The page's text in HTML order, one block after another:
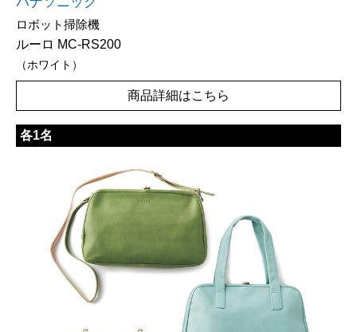
ロボット掃除機
ルーロ MC-RS200
（ホワイト）
商品詳細はこちら
各1名